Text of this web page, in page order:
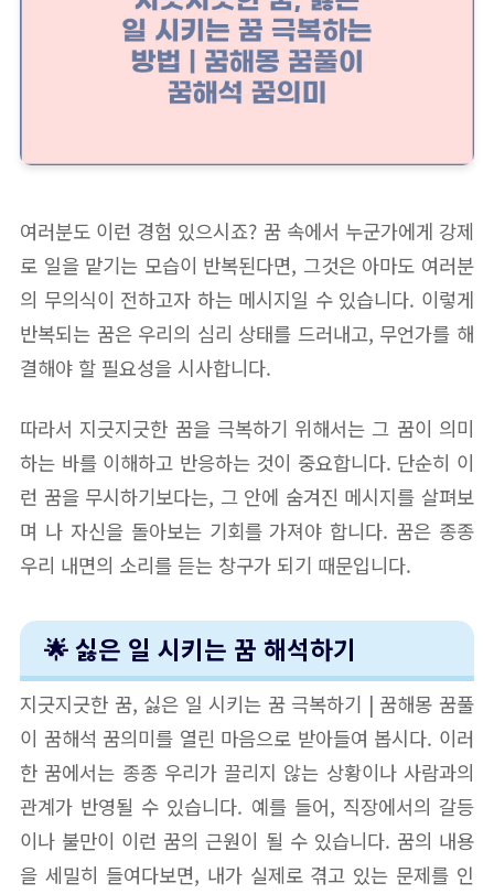
여러분도 이런 경험 있으시죠? 꿈 속에서 누군가에게 강제
로 일을 맡기는 모습이 반복된다면, 그것은 아마도 여러분
의 무의식이 전하고자 하는 메시지일 수 있습니다. 이렇게
반복되는 꿈은 우리의 심리 상태를 드러내고, 무언가를 해
결해야 할 필요성을 시사합니다.
따라서 지긋지긋한 꿈을 극복하기 위해서는 그 꿈이 의미
하는 바를 이해하고 반응하는 것이 중요합니다. 단순히 이
런 꿈을 무시하기보다는, 그 안에 숨겨진 메시지를 살펴보
며 나 자신을 돌아보는 기회를 가져야 합니다. 꿈은 종종
우리 내면의 소리를 듣는 창구가 되기 때문입니다.
🌟 싫은 일 시키는 꿈 해석하기
지긋지긋한 꿈, 싫은 일 시키는 꿈 극복하기 | 꿈해몽 꿈풀
이 꿈해석 꿈의미를 열린 마음으로 받아들여 봅시다. 이러
한 꿈에서는 종종 우리가 끌리지 않는 상황이나 사람과의
관계가 반영될 수 있습니다. 예를 들어, 직장에서의 갈등
이나 불만이 이런 꿈의 근원이 될 수 있습니다. 꿈의 내용
을 세밀히 들여다보면, 내가 실제로 겪고 있는 문제를 인